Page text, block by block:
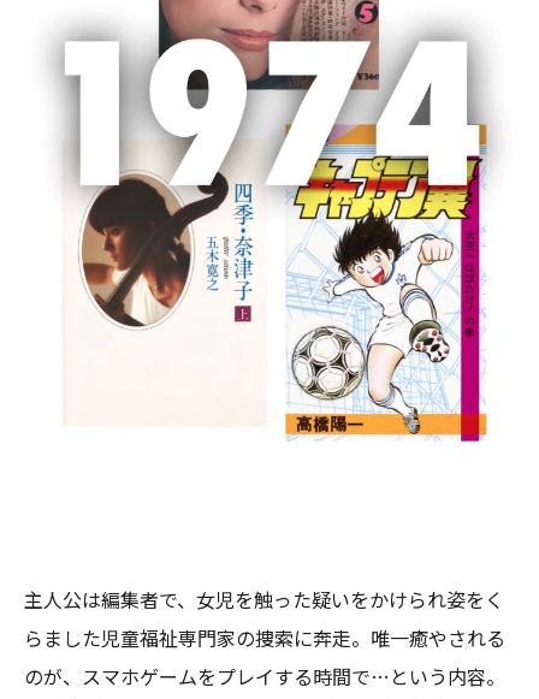
３年ぶりに祝賀パーティを開催
昭和・平成を代表する作家であり、豊富で多彩な作品世
界を多岐にわたり生み出した渡辺淳一氏の功績をたたえ
る渡辺淳一文学賞。「純文学・大衆文学の枠を超えた、
人間心理に深く迫る豊潤な物語性をもった小説作品」に
与えられる賞で、過去には川上未映子氏の『あこがれ』
（第１回）、平野啓一郎氏の『マチネの終わりに』(第２
回)、千早茜氏の『透明な夜の香り』(第６回)など、文学
の香り濃いさまざまなジャンルの作品が受賞していま
主人公は編集者で、女児を触った疑いをかけられ姿をく
らました児童福祉専門家の捜索に奔走。唯一癒やされる
のが、スマホゲームをプレイする時間で…という内容。